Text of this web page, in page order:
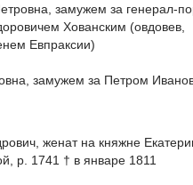
замужем за генерал-
Хованским (овдовев,
Евпраксии)
замужем за Петром
женат на княжне
р. 1741 † в январе 1811